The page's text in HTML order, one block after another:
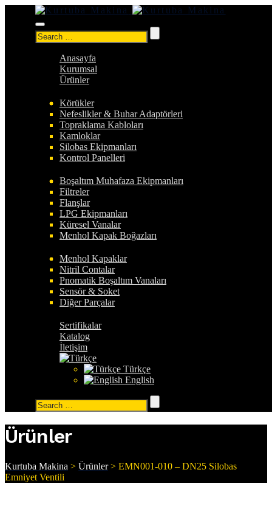
Search
for:
Anasayfa
Kurumsal
Ürünler
Körükler
Nefeslikler & Buhar Adaptörleri
Topraklama Kabloları
Kamloklar
Silobas Ekipmanları
Kontrol Panelleri
Boşaltım Muhafaza Ekipmanları
Filtreler
Flanşlar
LPG Ekipmanları
Küresel Vanalar
Menhol Kapak Boğazları
Menhol Kapaklar
Nitril Contalar
Pnomatik Boşaltım Vanaları
Sensör & Soket
Diğer Parçalar
Sertifikalar
Katalog
İletişim
Türkçe
English
Search
for:
Ürünler
Kurtuba Makina > Ürünler> EMN001-010 – DN25 Silobas
Emniyet Ventili